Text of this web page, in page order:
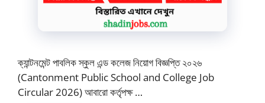
ক্যান্টনমেন্ট পাবলিক স্কুল এন্ড কলেজ নিয়োগ বিজ্ঞপ্তি ২০২৬
(Cantonment Public School and College Job
Circular 2026) আবারো কর্তৃপক্ষ …